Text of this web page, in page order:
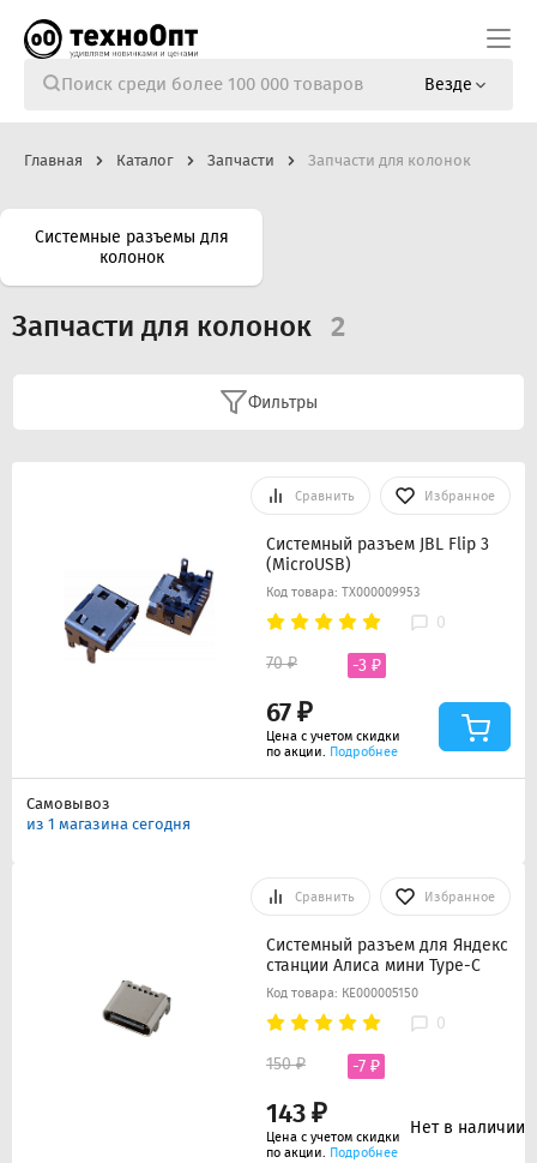
Везде
Главная Каталог Запчасти Запчасти для колонок
Системные разъемы для
колонок
Запчасти для колонок 2
Фильтры
Сравнить Избранное
Системный разъем JBL Flip 3
(MicroUSB)
Код товара: ТХ000009953
0
67 ₽
70 ₽ -3 ₽
Цена с учетом скидки
по акции. Подробнее
Самовывоз
из 1 магазина сегодня
Сравнить Избранное
Системный разъем для Яндекс
станции Алиса мини Type-C
Код товара: КЕ000005150
0
143 ₽
150 ₽ -7 ₽
Цена с учетом скидки
по акции. Подробнее
Нет в наличии